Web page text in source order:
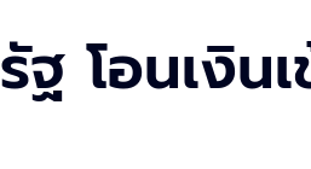
ฐ โอนเงิ